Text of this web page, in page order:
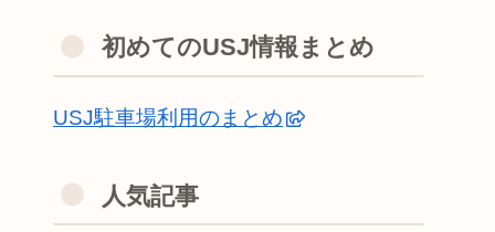
初めてのUSJ情報まとめ
USJ駐車場利用のまとめ
人気記事